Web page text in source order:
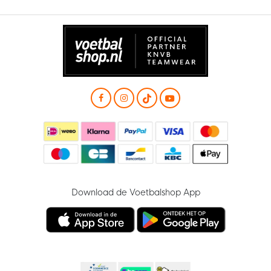
Download de Voetbalshop App